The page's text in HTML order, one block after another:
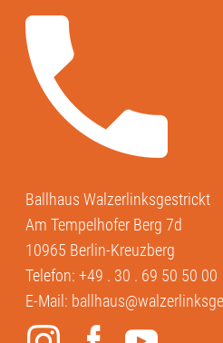
Ballhaus Walzerlinksgestrickt
Am Tempelhofer Berg 7d
10965 Berlin-Kreuzberg
Telefon:+49 . 30 . 69 50 50 00
E-Mail: